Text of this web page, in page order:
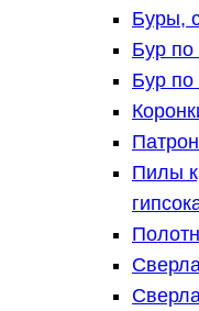
Буры,
Бур по
Бур по
Пилы